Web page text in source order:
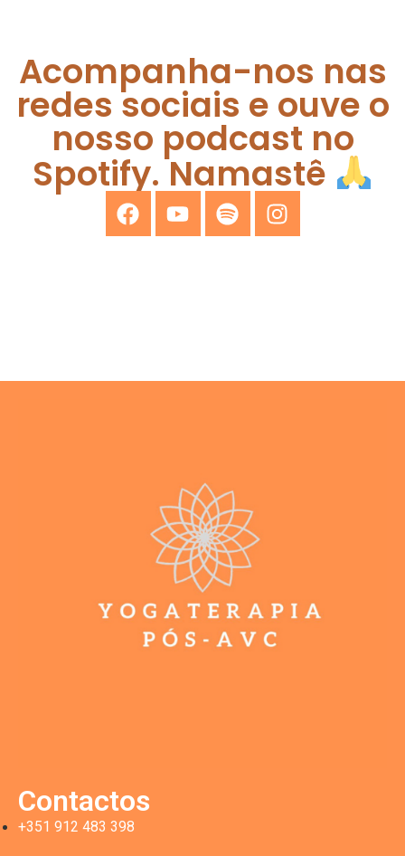
Acompanha-nos nas
redes sociais e ouve o
nosso podcast no
Spotify. Namastê
Contactos
+351 912 483 398